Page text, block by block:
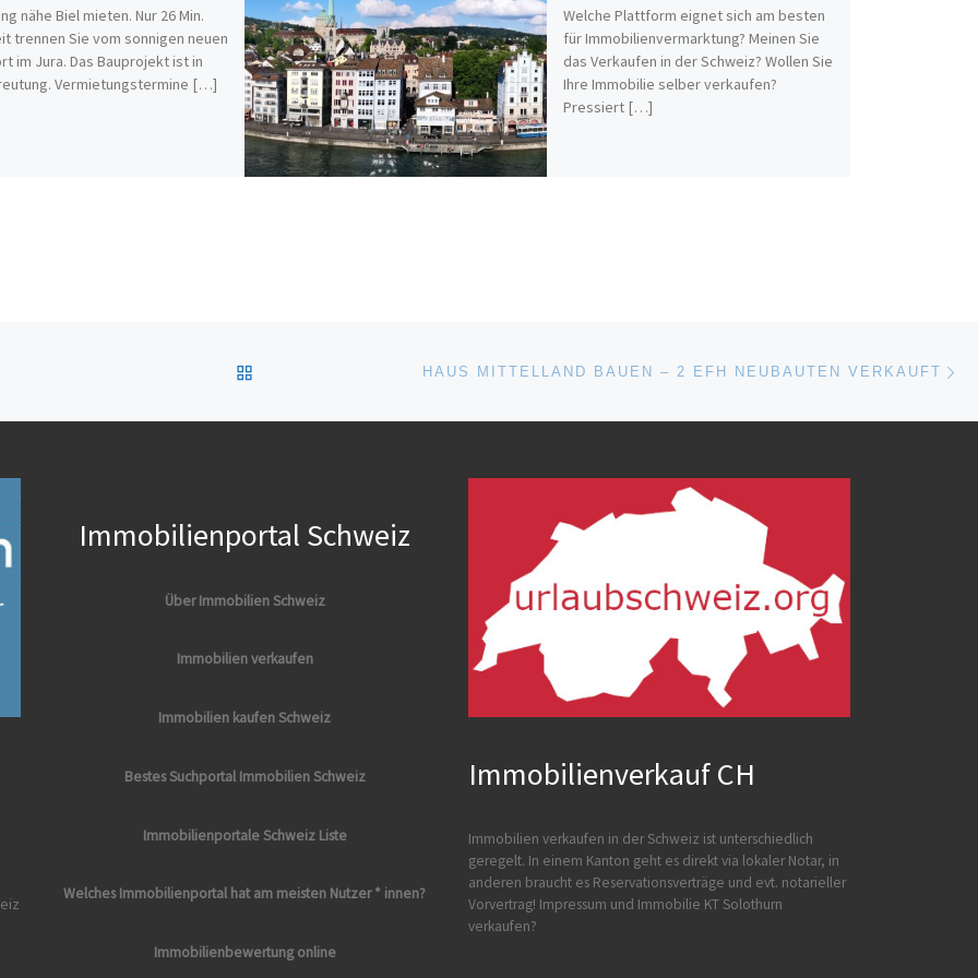
nähe Biel mieten. Nur 26 Min.
trennen Sie vom sonnigen neuen
im Jura. Das Bauprojekt ist in
Vermietungstermine […]
Welche Plattform eignet sich am besten
für Immobilienvermarktung? Meinen Sie
das Verkaufen in der Schweiz? Wollen Sie
Ihre Immobilie selber verkaufen?
Pressiert […]
ZURÜCK ZUR BEITRAGSLISTEHAUS MITTELLAND BAUEN – 2 EFH NEUBAUTEN VERKAUFT
Immobilienportal Schweiz
Über Immobilien Schweiz
Immobilien verkaufen
Immobilien kaufen Schweiz
Bestes Suchportal Immobilien Schweiz
Immobilienportale Schweiz Liste
Welches Immobilienportal hat am meisten Nutzer * innen?
Immobilienbewertung online
Immobilienverkauf CH
Immobilien verkaufen in der Schweiz ist unterschiedlich
geregelt. In einem Kanton geht es direkt via lokaler Notar, in
anderen braucht es Reservationsverträge und evt. notarieller
Vorvertrag! Impressum und Immobilie KT Solothurn
verkaufen?